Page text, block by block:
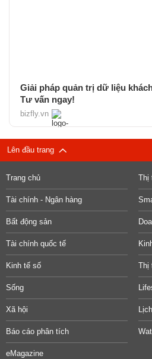
Giải pháp quản trị dữ liệu
Tư vấn ngay!
bizfly.vn
Lên đầu trang
Trang chủ Thị
Tài chính - Ngân hàng
Bất động sản
Tài chính quốc tế
Kinh tế số Thị
Sống
Xã hội
Báo cáo phân tích
eMagazine